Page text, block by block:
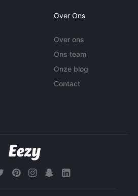
Over Ons
Over ons
Ons team
Onze blog
Contact